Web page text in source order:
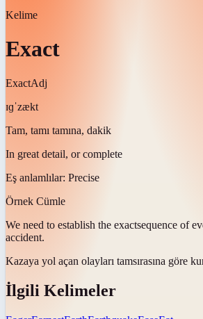
Kelime
Exact
ExactAdj
ɪɡˈzækt
Tam, tamı tamına, dakik
In great detail, or complete
Eş anlamlılar: Precise
Örnek Cümle
We need to establish the exactsequence of
accident.
Kazaya yol açan olayları tamsırasına göre
İlgili Kelimeler